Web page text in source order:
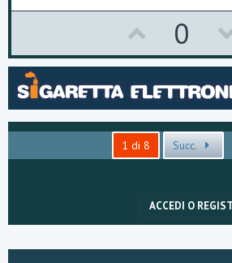
p
v
o
t
e
0
1 di 8 Succ.
ACCEDI O